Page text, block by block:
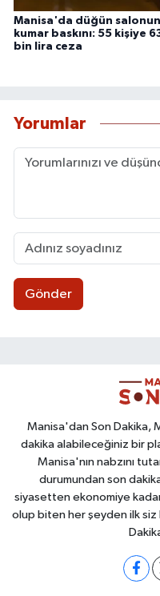
Manisa'da düğün
kumar baskını: 55 kişiye
bin lira ceza
Yorumlar
Gönder
Manisa'dan Son Dakika,
dakika alabileceğiniz bir
Manisa'nın nabzını
durumundan son
siyasetten ekonomiye
olup biten her şeyden ilk